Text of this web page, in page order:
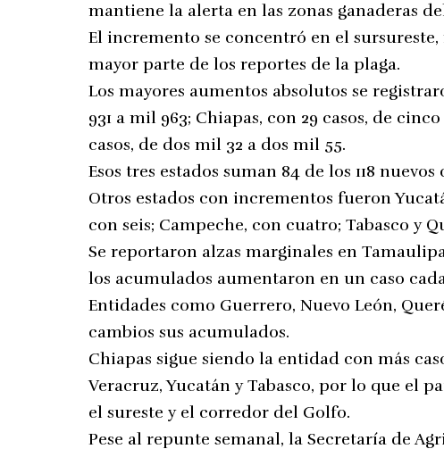
mantiene la alerta en las zonas ganaderas
El incremento se concentró en el
mayor parte de los reportes de la plaga.
Los mayores aumentos absolutos se
931 a mil 963; Chiapas, con 29 casos, de
casos, de dos mil 32 a dos mil 55.
Esos tres estados suman 84 de los 118
Otros estados con incrementos fueron
con seis; Campeche, con cuatro; Tabasco y
Se reportaron alzas marginales en
los acumulados aumentaron en un caso
Entidades como Guerrero, Nuevo León,
cambios sus acumulados.
Chiapas sigue siendo la entidad con más
Veracruz, Yucatán y Tabasco, por lo que el
el sureste y el corredor del Golfo.
Pese al repunte semanal, la Secretaría de